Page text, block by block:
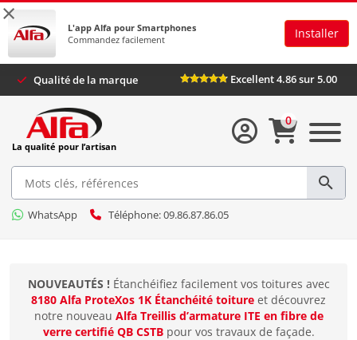
×
L'app Alfa pour Smartphones
Commandez facilement
Installer
Qualité de la marque Excellent 4.86 sur 5.00
La qualité pour l’artisan
WhatsApp Téléphone: 09.86.87.86.05
0
NOUVEAUTÉS !Étanchéifiez facilement vos toitures avec
8180 Alfa ProteXos 1K Étanchéité toiture et découvrez
notre nouveau Alfa Treillis d’armature ITE en fibre de
verre certifié QB CSTBpour vos travaux de façade.